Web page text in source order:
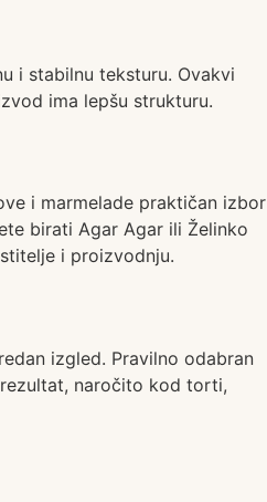
i stabilnu teksturu. Ovakvi
ima lepšu strukturu.
i marmelade praktičan izbor
birati Agar Agar ili Želinko
i proizvodnju.
izgled. Pravilno odabran
naročito kod torti,